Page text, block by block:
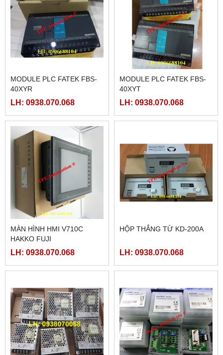
MODULE PLC FATEK FBS-
40XYR
LH: 0938.070.068
MODULE PLC FATEK FBS-
40XYT
LH: 0938.070.068
MÀN HÌNH HMI V710C
HAKKO FUJI
LH: 0938.070.068
HỘP THẮNG TỪ KD-200A
LH: 0938.070.068